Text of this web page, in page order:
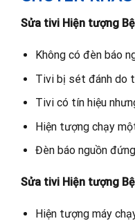
Sửa tivi Hiện tượng
Không có đèn báo
Tivi bị sét đánh do
Tivi có tín hiệu
Hiện tượng chạy
Đèn báo nguồn
Sửa tivi Hiện tượng
Hiện tượng máy